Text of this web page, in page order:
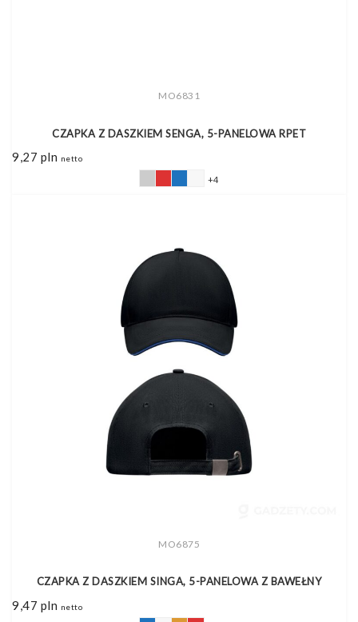
MO6831
CZAPKA Z DASZKIEM SENGA, 5-PANELOWA RPET
9,27 pln netto
+4
MO6875
CZAPKA Z DASZKIEM SINGA, 5-PANELOWA Z BAWEŁNY
9,47 pln netto